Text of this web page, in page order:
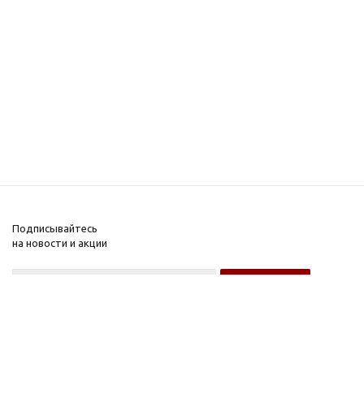
Подписывайтесь
на новости и акции